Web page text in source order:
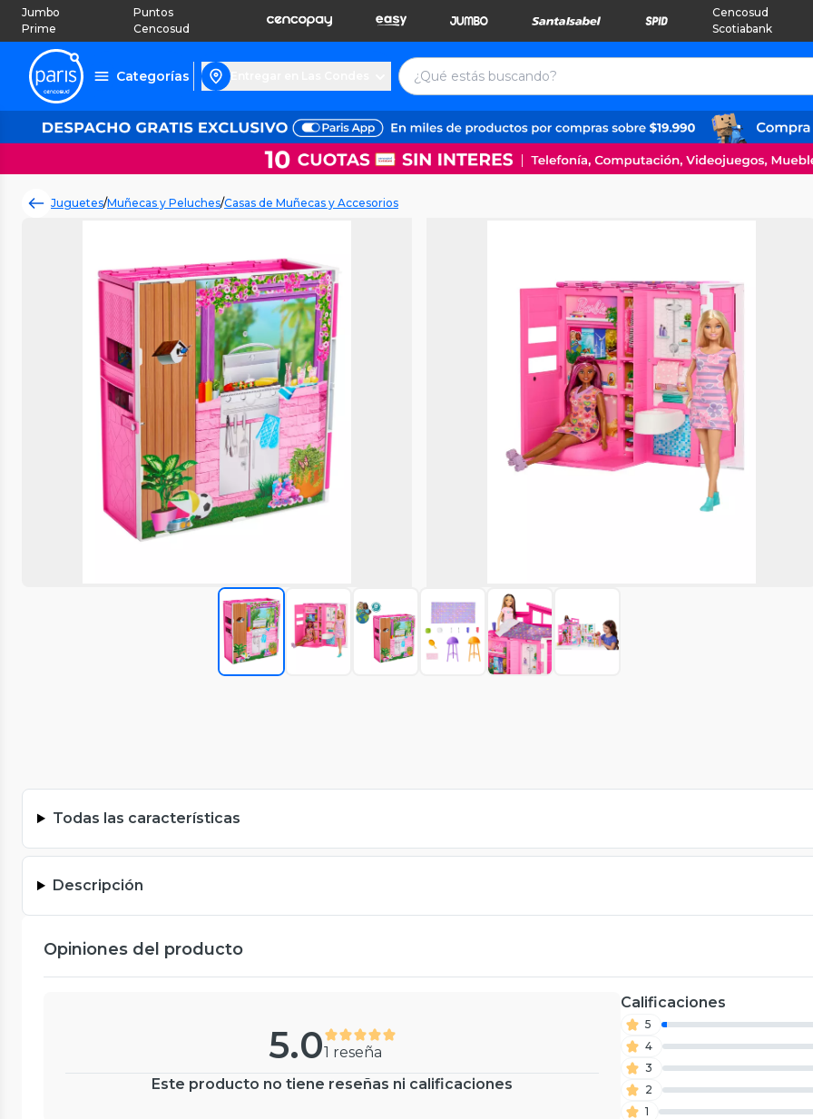
Jumbo
Prime
Puntos
Cencosud
Cencosud
Scotiabank
Categorías
Juguetes/Muñecas y Peluches/Casas de Muñecas y Accesorios
Todas las características
Descripción
Opiniones del producto
5.01 reseña
Este producto no tiene reseñas ni calificaciones
Calificaciones
5
4
3
2
1